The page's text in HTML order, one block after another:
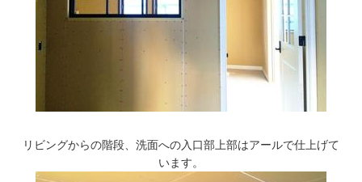
リビングからの階段、洗面への入口部上部はアールで仕上げて
います。